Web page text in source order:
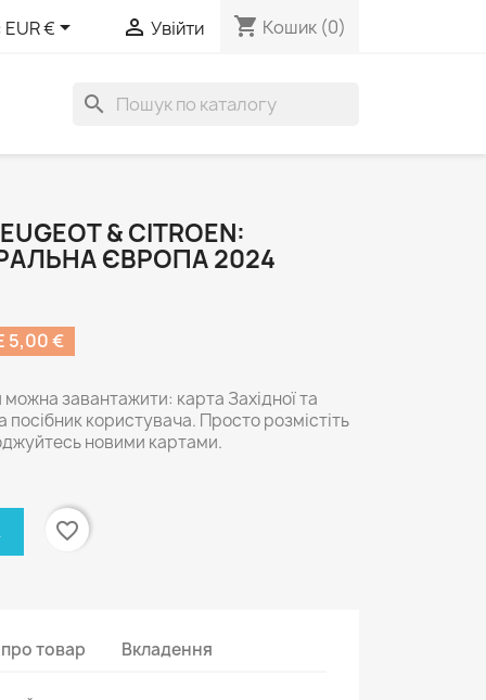
EUR €  Увійти shopping_cart Кошик (0)
search
& CITROEN:
ЄВРОПА 2024
€
завантажити: карта Західної та
користувача. Просто розмістіть
новими картами.
favorite_border
товар Вкладення